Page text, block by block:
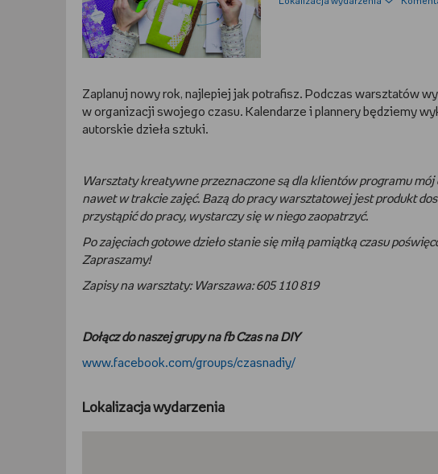
Zaplanuj nowy rok, najlepiej jak potrafisz. Podczas warsztatów
w organizacji swojego czasu. Kalendarze i plannery będziemy
autorskie dzieła sztuki.
Warsztaty kreatywne przeznaczone są dla klientów programu
nawet w trakcie zajęć. Bazą do pracy warsztatowej jest produkt
przystąpić do pracy, wystarczy się w niego zaopatrzyć.
Po zajęciach gotowe dzieło stanie się miłą pamiątką czasu
Zapraszamy!
Zapisy na warsztaty: Warszawa: 605 110 819
Dołącz do naszej grupy na fb Czas na DIY
www.facebook.com/groups/czasnadiy/
Lokalizacja wydarzenia